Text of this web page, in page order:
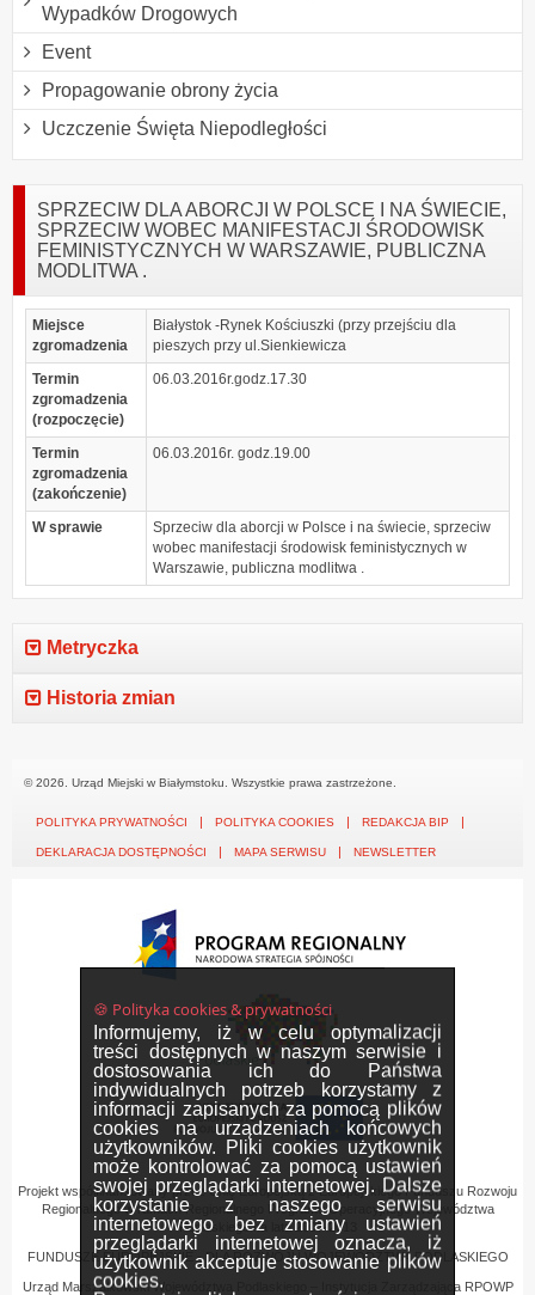
🍪 Polityka cookies & prywatności
Informujemy, iż w celu optymalizacji
treści dostępnych w naszym serwisie i
dostosowania ich do Państwa
indywidualnych potrzeb korzystamy z
informacji zapisanych za pomocą plików
cookies na urządzeniach końcowych
użytkowników. Pliki cookies użytkownik
może kontrolować za pomocą ustawień
swojej przeglądarki internetowej. Dalsze
korzystanie z naszego serwisu
internetowego bez zmiany ustawień
przeglądarki internetowej oznacza, iż
użytkownik akceptuje stosowanie plików
cookies.
Wypadków Drogowych
Event
Propagowanie obrony życia
Uczczenie Święta Niepodległości
SPRZECIW DLA ABORCJI W POLSCE I NA ŚWIECIE,
SPRZECIW WOBEC MANIFESTACJI ŚRODOWISK
FEMINISTYCZNYCH W WARSZAWIE, PUBLICZNA
MODLITWA .
Miejsce
zgromadzenia
Białystok -Rynek Kościuszki (przy przejściu dla
pieszych przy ul.Sienkiewicza
Termin
zgromadzenia
(rozpoczęcie)
06.03.2016r.godz.17.30
Termin
zgromadzenia
(zakończenie)
06.03.2016r. godz.19.00
W sprawie
Sprzeciw dla aborcji w Polsce i na świecie, sprzeciw
wobec manifestacji środowisk feministycznych w
Warszawie, publiczna modlitwa .
Metryczka
Historia zmian
© 2026. Urząd Miejski w Białymstoku. Wszystkie prawa zastrzeżone.
POLITYKA PRYWATNOŚCI POLITYKA COOKIES REDAKCJA BIP
DEKLARACJA DOSTĘPNOŚCI MAPA SERWISU NEWSLETTER
Projekt współfinansowany przez Unię Europejską z Europejskiego Funduszu Rozwoju
Regionalnego w ramach Regionalnego Programu Operacyjnego Województwa
Podlaskiego na lata 2007-2013
FUNDUSZE EUROPEJSKIE - DLA ROZWOJU WOJEWÓDZTWA PODLASKIEGO
Urząd Marszałkowski Województwa Podlaskiego – Instytucja Zarządzająca RPOWP